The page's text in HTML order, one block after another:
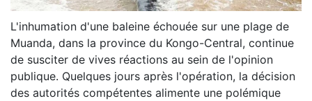
L'inhumation d'une baleine échouée sur une plage de
Muanda, dans la province du Kongo-Central, continue
de susciter de vives réactions au sein de l'opinion
publique. Quelques jours après l'opération, la décision
des autorités compétentes alimente une polémique